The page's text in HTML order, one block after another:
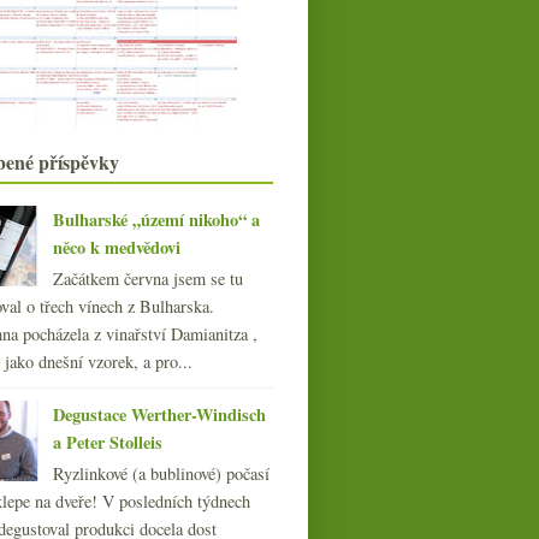
září(21)
srpna(16)
července(10)
června (22)
dubna(19)
února(15)
ledna (21)
(239)
(239)
(238)
(240)
(240)
(250)
(251)
(254)
(249)
příspěvky
Bulharské „území nikoho“ a
něco k medvědovi
Začátkem června jsem se tu
o třech vínech z Bulharska.
pocházela z vinařství Damianitza ,
jako dnešní vzorek, a pro...
Degustace Werther-Windisch
a Peter Stolleis
Ryzlinkové (a bublinové) počasí
na dveře! V posledních týdnech
produkci docela dost